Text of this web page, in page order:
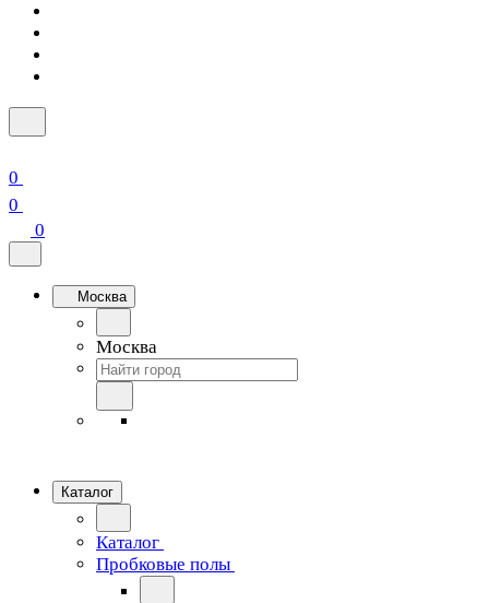
0
0
0
Москва
Москва
Каталог
Каталог
Пробковые полы